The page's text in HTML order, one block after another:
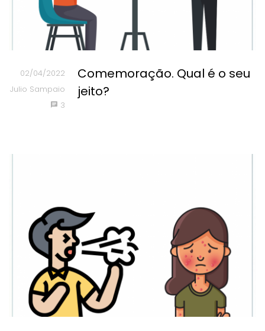
02/04/2022
Julio Sampaio
3
Comemoração. Qual é o seu
jeito?